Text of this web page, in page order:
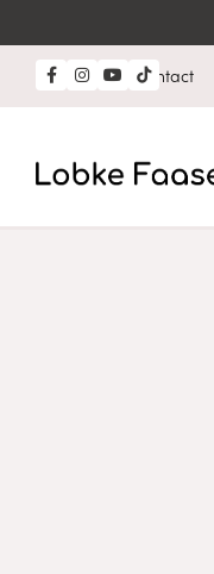
Professional? Contact